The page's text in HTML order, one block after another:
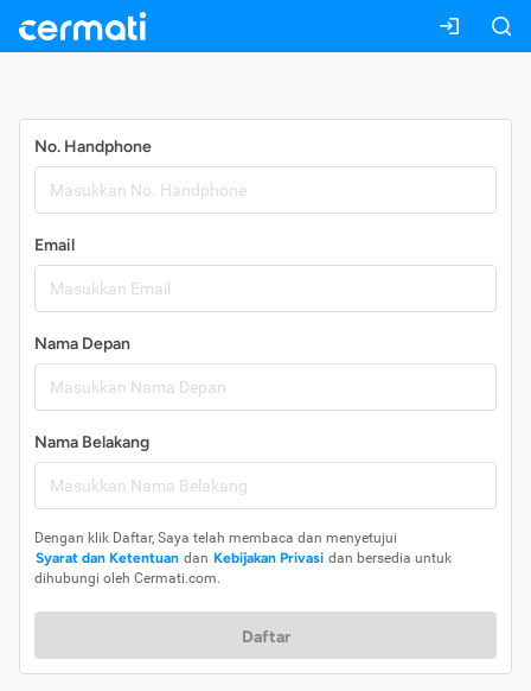
No. Handphone
Email
Nama Depan
Nama Belakang
Dengan klik Daftar, Saya telah membaca dan menyetujui
Syarat dan Ketentuan dan Kebijakan Privasi dan bersedia untuk
dihubungi oleh Cermati.com.
Daftar